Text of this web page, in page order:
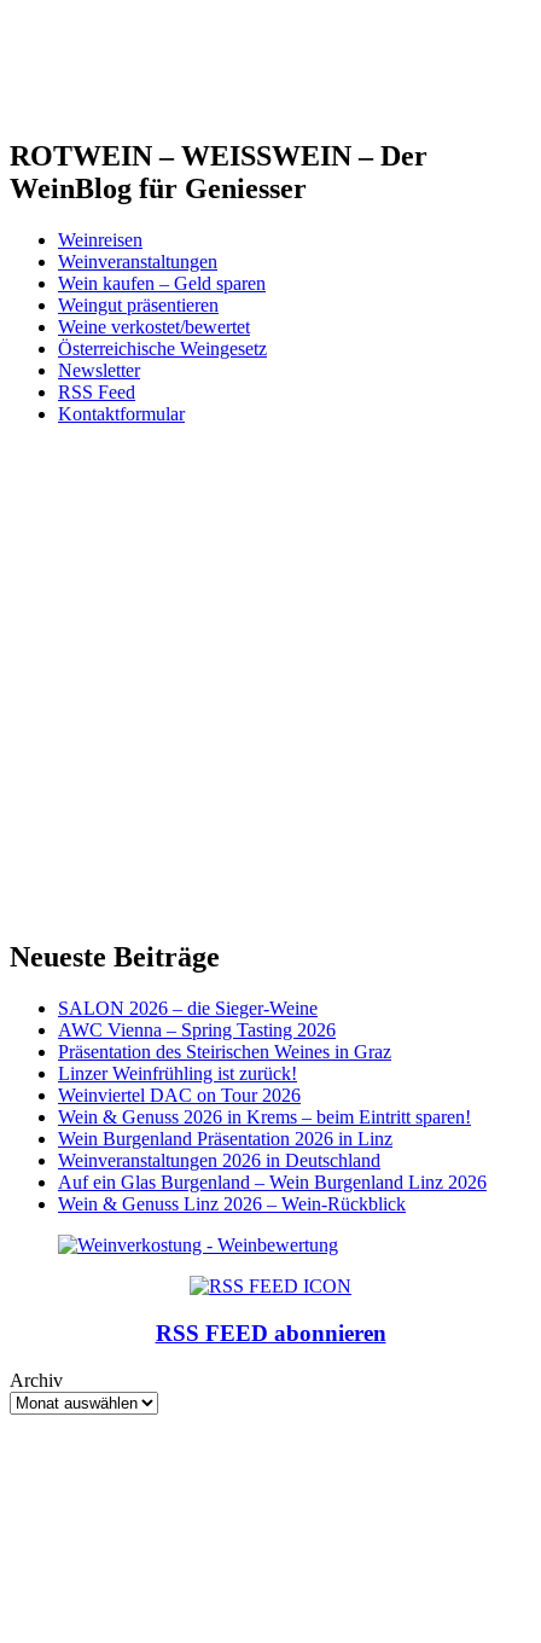
ROTWEIN – WEISSWEIN – Der
WeinBlog für Geniesser
Weinreisen
Weinveranstaltungen
Wein kaufen – Geld sparen
Weingut präsentieren
Weine verkostet/bewertet
Österreichische Weingesetz
Newsletter
RSS Feed
Kontaktformular
Neueste Beiträge
SALON 2026 – die Sieger-Weine
AWC Vienna – Spring Tasting 2026
Präsentation des Steirischen Weines in Graz
Linzer Weinfrühling ist zurück!
Weinviertel DAC on Tour 2026
Wein & Genuss 2026 in Krems – beim Eintritt sparen!
Wein Burgenland Präsentation 2026 in Linz
Weinveranstaltungen 2026 in Deutschland
Auf ein Glas Burgenland – Wein Burgenland Linz 2026
Wein & Genuss Linz 2026 – Wein-Rückblick
RSS FEED abonnieren
Archiv